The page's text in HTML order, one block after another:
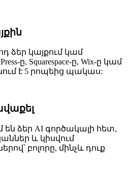
ձեր կայքում կամ
ը, Squarespace-ը, Wix-ը կամ
է 5 րոպեից պակաս:
են ձեր AI գործակալի հետ,
և կիսվում
բոլորը, մինչև դուք